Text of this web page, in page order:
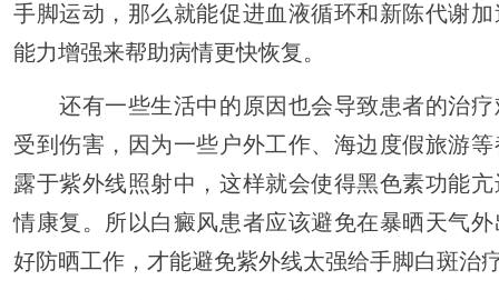
手脚运动，那么就能促进血液循环和新陈代谢
能力增强来帮助病情更快恢复。
还有一些生活中的原因也会导致患者的治疗
受到伤害，因为一些户外工作、海边度假旅游
露于紫外线照射中，这样就会使得黑色素功能
情康复。所以白癜风患者应该避免在暴晒天气
好防晒工作，才能避免紫外线太强给手脚白斑治